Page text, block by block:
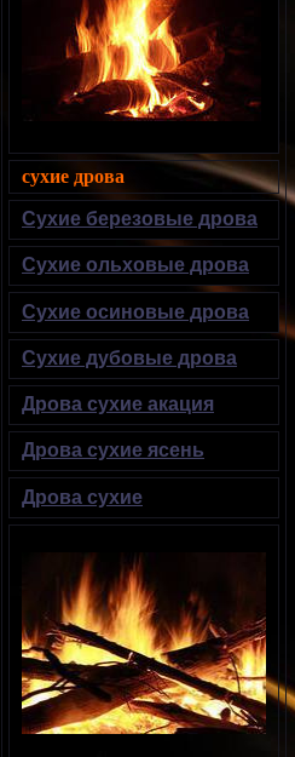
сухие дрова
Сухие березовые дрова
Сухие ольховые дрова
Сухие осиновые дрова
Сухие дубовые дрова
Дрова сухие акация
Дрова сухие ясень
Дрова сухие